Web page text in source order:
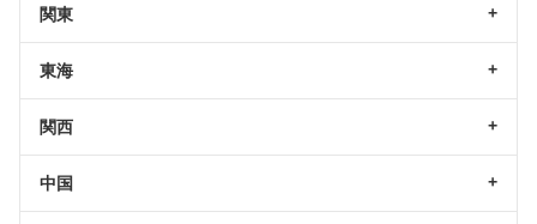
関東
東海
関西
中国